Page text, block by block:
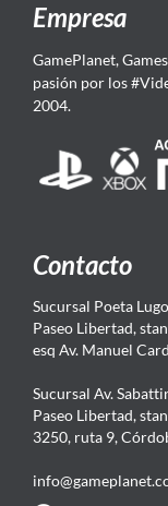
Empresa
GamePlanet,
pasión por los
2004.
Contacto
Sucursal Poeta
Paseo Libertad,
esq Av. Manuel
Sucursal Av.
Paseo Libertad,
3250, ruta 9,